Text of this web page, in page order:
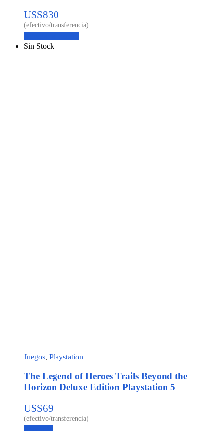
U$S830
Sin Stock
Juegos, Playstation
The Legend of Heroes Trails Beyond the
Horizon Deluxe Edition Playstation 5
U$S69